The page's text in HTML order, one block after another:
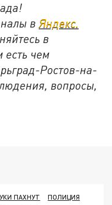
вЯндекс.
в
есть чем
Ростов-на-
вопросы,
ПАХНУТ
ПОЛИЦИЯ